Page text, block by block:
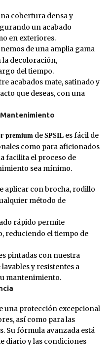
cobertura densa y
un acabado
en exteriores.
de una amplia gama
la decoloración,
del tiempo.
acabados mate, satinado y
que deseas, con una
premium de SPSIL es fácil de
como para aficionados
facilita el proceso de
sea mínimo.
aplicar con brocha, rodillo
método de
rápido permite
reduciendo el tiempo de
pintadas con nuestra
y resistentes a
mantenimiento.
una protección excepcional
así como para las
Su fórmula avanzada está
diario y las condiciones